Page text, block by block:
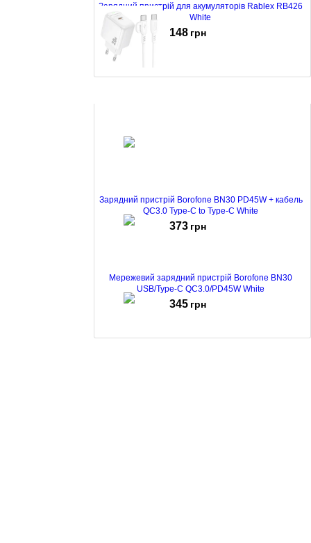
Зарядний пристрій для акумуляторів Rablex RB426
White
148 грн
Зарядний пристрій Borofone BN30 PD45W + кабель
QC3.0 Type-C to Type-C White
373 грн
Мережевий зарядний пристрій Borofone BN30
USB/Type-C QC3.0/PD45W White
345 грн